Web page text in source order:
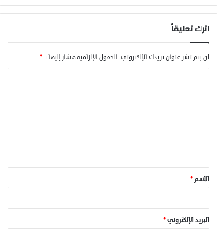
اترك تعليقاً
لن يتم نشر عنوان بريدك الإلكتروني. الحقول الإلزامية مشار إليها بـ *
*الاسم *
البريد الإلكتروني *